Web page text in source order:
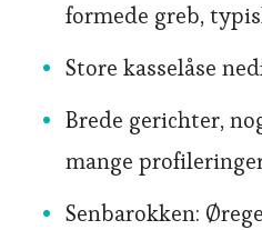
formede greb,
Store kasselåse
Brede gerichter,
mange
Senbarokken: